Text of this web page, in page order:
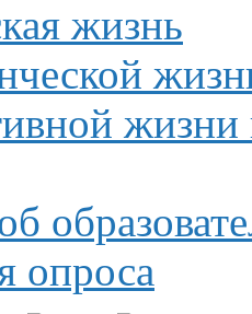
жизнь
жизни
опроса